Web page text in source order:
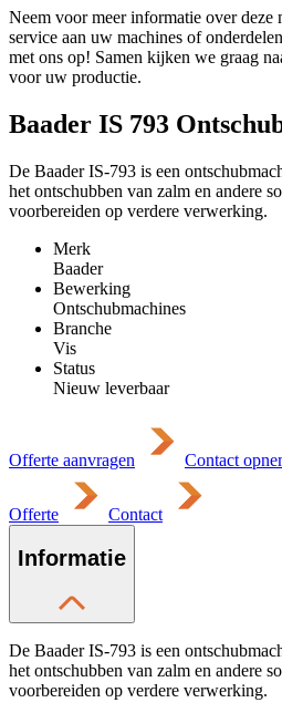
Neem voor meer informatie over deze
service aan uw machines of
met ons op! Samen kijken we graag
voor uw productie.
Baader IS 793
De Baader IS-793 is een
het ontschubben van zalm en andere
voorbereiden op verdere verwerking.
Merk
Baader
Bewerking
Ontschubmachines
Branche
Vis
Status
Nieuw leverbaar
Offerte aanvragen Contact
Offerte Contact
Informatie
De Baader IS-793 is een
het ontschubben van zalm en andere
voorbereiden op verdere verwerking.